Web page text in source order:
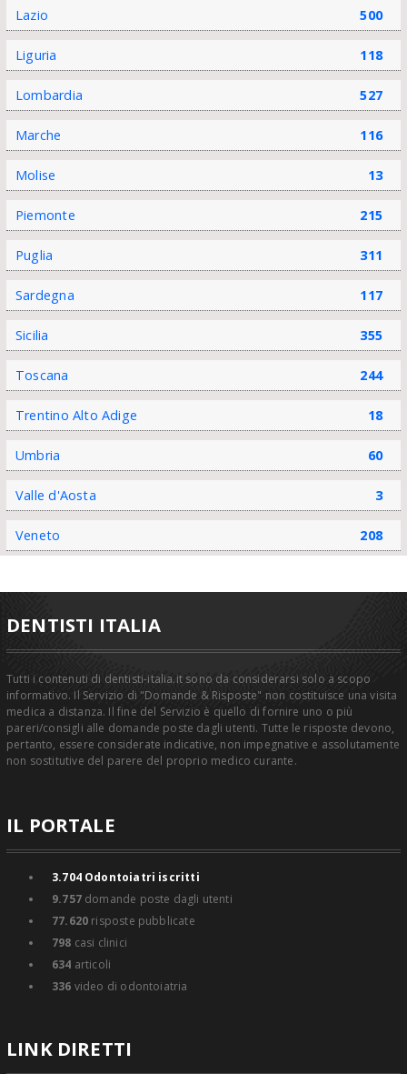
Lazio 500
Liguria 118
Lombardia 527
Marche 116
Molise 13
Piemonte 215
Puglia 311
Sardegna 117
Sicilia 355
Toscana 244
Trentino Alto Adige 18
Umbria 60
Valle d'Aosta 3
Veneto 208
DENTISTI ITALIA
Tutti i contenuti di dentisti-italia.it sono da considerarsi solo a scopo
informativo. Il Servizio di "Domande & Risposte" non costituisce una visita
medica a distanza. Il fine del Servizio è quello di fornire uno o più
pareri/consigli alle domande poste dagli utenti. Tutte le risposte devono,
pertanto, essere considerate indicative, non impegnative e assolutamente
non sostitutive del parere del proprio medico curante.
IL PORTALE
3.704Odontoiatri iscritti
9.757domande poste dagli utenti
77.620 risposte pubblicate
798 casi clinici
634 articoli
336 video di odontoiatria
LINK DIRETTI